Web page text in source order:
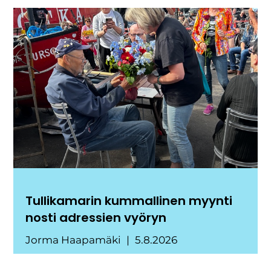
Tullikamarin kummallinen myynti
nosti adressien vyöryn
Jorma Haapamäki 5.8.2026